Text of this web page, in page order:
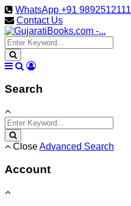
WhatsApp +91 9892512111
Contact Us
Search
CloseAdvanced Search
Account